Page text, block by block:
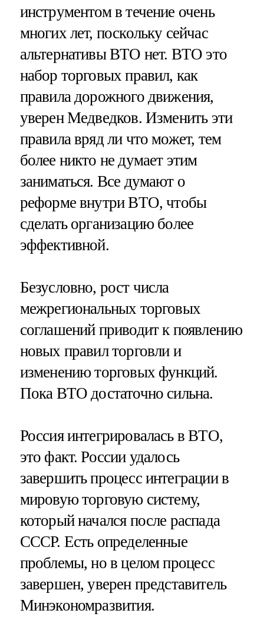
инструментом в течение очень
многих лет, поскольку сейчас
альтернативы ВТО нет. ВТО это
набор торговых правил, как
правила дорожного движения,
уверен Медведков. Изменить эти
правила вряд ли что может, тем
более никто не думает этим
заниматься. Все думают о
реформе внутри ВТО, чтобы
сделать организацию более
эффективной.
Безусловно, рост числа
межрегиональных торговых
соглашений приводит к появлению
новых правил торговли и
изменению торговых функций.
Пока ВТО достаточно сильна.
Россия интегрировалась в ВТО,
это факт. России удалось
завершить процесс интеграции в
мировую торговую систему,
который начался после распада
СССР. Есть определенные
проблемы, но в целом процесс
завершен, уверен представитель
Минэкономразвития.